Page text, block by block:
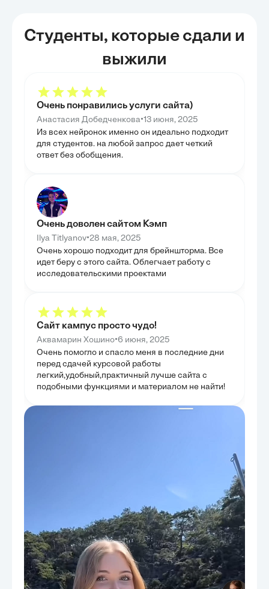
глава предоставила комплексное представление о
практическом применении правовых норм,
Особое
планирования
Студенты, которые сдали и
выжили
Очень понравились услуги сайта)
Анастасия Добедченкова•13 июня, 2025
Из всех нейронок именно он идеально подходит
для студентов. на любой запрос дает четкий
ответ без обобщения.
Очень доволен сайтом Кэмп
Ilya Titlyanov•28 мая, 2025
Очень хорошо подходит для брейншторма. Все
идет беру с этого сайта. Облегчает работу с
исследовательскими проектами
Сайт кампус просто чудо!
Аквамарин Хошино•6 июня, 2025
Очень помогло и спасло меня в последние дни
перед сдачей курсовой работы
легкий,удобный,практичный лучше сайта с
подобными функциями и материалом не найти!